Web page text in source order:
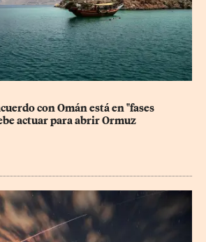
con Omán está en "fases
actuar para abrir Ormuz